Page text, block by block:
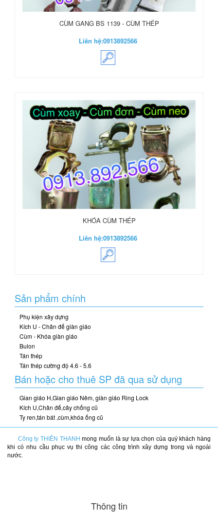
CÙM GANG BS 1139 - CÙM THÉP
Liên hệ:0913892566
KHÓA CÙM THÉP
Liên hệ:0913892566
Sản phẩm chính
Phụ kiện xây dựng
Kích U - Chân đế giàn giáo
Cùm - Khóa giàn giáo
Bulon
Tán thép
Tán thép cường độ 4.6 - 5.6
Bán hoặc cho thuê SP đã qua sử dụng
Gian giáo H,Gian giáo Nêm, giàn giáo Ring Lock
Kích U,Chân đế,cây chống cũ
Ty ren,tán bát ,cùm,khóa ống cũ
Công ty THIÊN THANH mong muốn là sự lựa chọn của quý khách hàng
khi có nhu cầu phục vụ thi công các công trình xây dựng trong và ngoài
nước.
Thông tin